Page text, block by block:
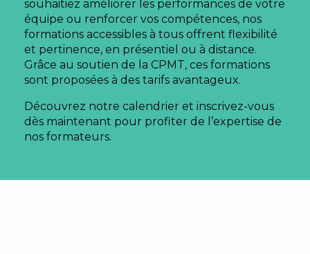
souhaitiez améliorer les performances de votre
équipe ou renforcer vos compétences, nos
formations accessibles à tous offrent flexibilité
et pertinence, en présentiel ou à distance.
Grâce au soutien de la CPMT, ces formations
sont proposées à des tarifs avantageux.
Découvrez notre calendrier et inscrivez-vous
dès maintenant pour profiter de l’expertise de
nos formateurs.